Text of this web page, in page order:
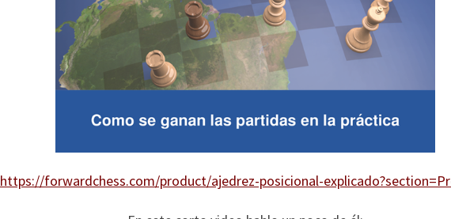
https://forwardchess.com/product/ajedrez-posicional-